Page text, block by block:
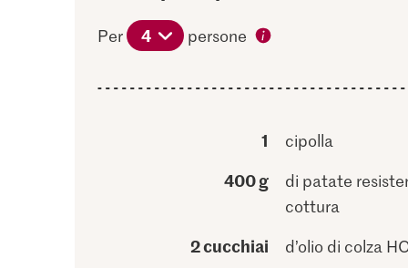
Per 4 persone
1 cipolla
400 g
di patate
cottura
2 cucchiai d’olio di colza